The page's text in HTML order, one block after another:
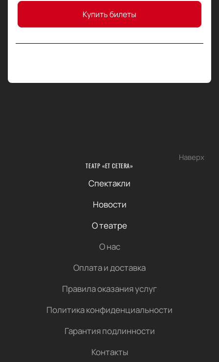
Купить билеты
Наверх
ТЕАТР «ET CETERA»
Спектакли
Новости
О театре
О нас
Оплата и доставка
Правила оказания услуг
Политика конфиденциальности
Гарантия подлинности
Контакты